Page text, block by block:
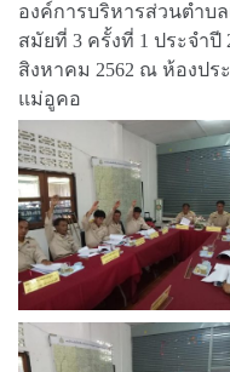
องค์การบริหารส่วนตำ
สมัยที่ 3 ครั้งที่ 1 ประจำปี
สิงหาคม 2562 ณ ห้องป
แม่อูคอ